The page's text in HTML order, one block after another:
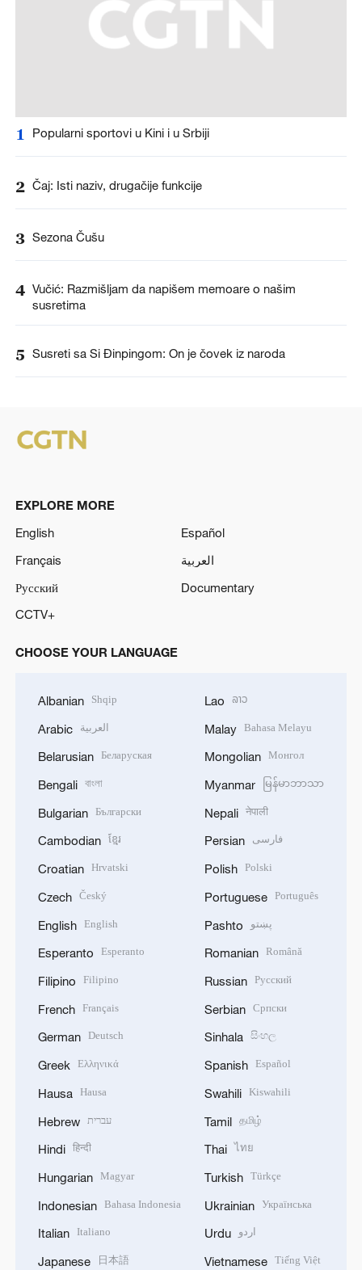
1 Popularni sportovi u Kini i u Srbiji
2 Čaj: Isti naziv, drugačije funkcije
3 Sezona Čušu
4 Vučić: Razmišljam da napišem memoare o našim
susretima
5 Susreti sa Si Đinpingom: On je čovek iz naroda
EXPLORE MORE
English
Español
Français
العربية
Русский
Documentary
CCTV+
CHOOSE YOUR LANGUAGE
Albanian Shqip
Arabic العربية
Belarusian Беларуская
Bengali বাংলা
Bulgarian Български
Cambodian ខ្មែរ
Croatian Hrvatski
Czech Český
English English
Esperanto Esperanto
Filipino Filipino
French Français
German Deutsch
Greek Ελληνικά
Hausa Hausa
Hebrew עברית
Hindi हिन्दी
Hungarian Magyar
Indonesian Bahasa Indonesia
Italian Italiano
Japanese 日本語
Lao ລາວ
Malay Bahasa Melayu
Mongolian Монгол
Myanmar မြန်မာဘာသာ
Nepali नेपाली
Persian فارسی
Polish Polski
Portuguese Português
Pashto پښتو
Romanian Română
Russian Русский
Serbian Српски
Sinhala සිංහල
Spanish Español
Swahili Kiswahili
Tamil தமிழ்
Thai ไทย
Turkish Türkçe
Ukrainian Українська
Urdu اردو
Vietnamese Tiếng Việt